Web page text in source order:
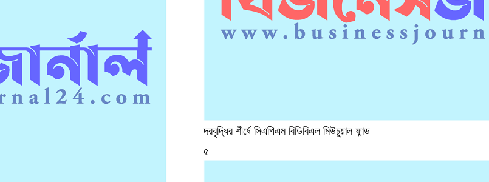
দরবৃদ্ধির শীর্ষে সিএপিএম বিডিবিএল মিউচুয়াল ফান্ড
৫